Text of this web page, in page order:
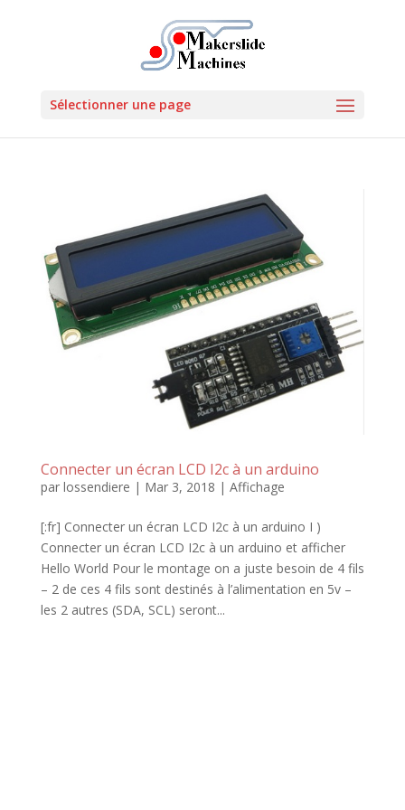
Sélectionner une page
Connecter un écran LCD I2c à un arduino
par lossendiere | Mar 3, 2018 | Affichage
[:fr] Connecter un écran LCD I2c à un arduino I )
Connecter un écran LCD I2c à un arduino et afficher
Hello World Pour le montage on a juste besoin de 4 fils
– 2 de ces 4 fils sont destinés à l’alimentation en 5v –
les 2 autres (SDA, SCL) seront...